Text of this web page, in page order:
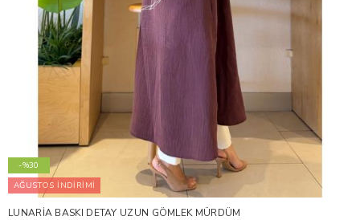
-%30
AĞUSTOS İNDİRİMİ
LUNARİA BASKI DETAY UZUN GÖMLEK MÜRDÜM